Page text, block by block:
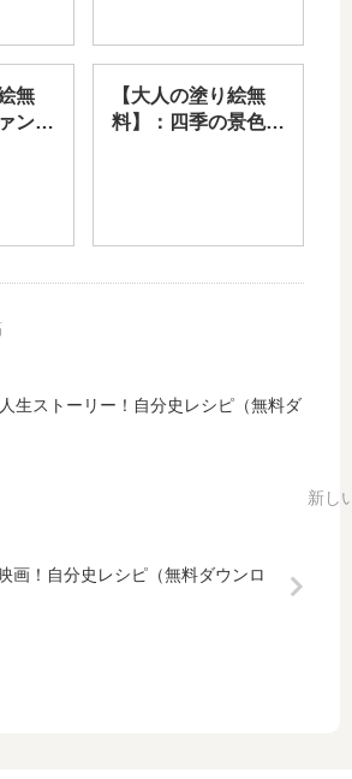
無
ン向
【大人の塗り絵無
料】：四季の景色を
生ストーリー！自分史レシピ（無料ダ
画！自分史レシピ（無料ダウンロ